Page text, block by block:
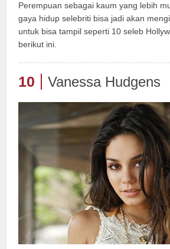
Perempuan sebagai kaum yang lebih
gaya hidup selebriti bisa jadi akan
untuk bisa tampil seperti 10 seleb
berikut ini.
10 Vanessa Hudgens